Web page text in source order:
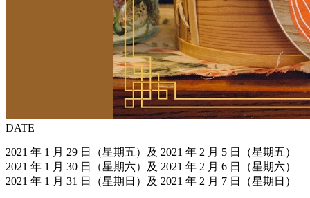
DATE
2021 年 1 月 29 日（星期五）及 2021 年 2 月 5 日（星期五）
2021 年 1 月 30 日（星期六）及 2021 年 2 月 6 日（星期六）
2021 年 1 月 31 日（星期日）及 2021 年 2 月 7 日（星期日）